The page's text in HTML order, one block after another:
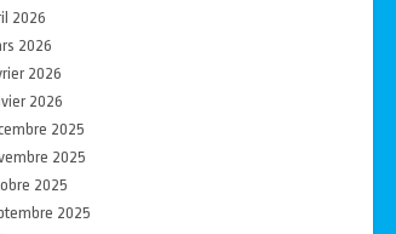
2026
2026
2026
2026
2025
2025
2025
2025